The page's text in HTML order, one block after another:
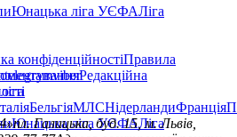
Юнацька ліга УЄФАЛіга
конфіденційностіПравила
Редакційна
telegramviber
БельгіяМЛСНідерландиФранція
Юнацька ліга УЄФАЛіга
пл. Галицька, буд. 15, м. Львів,